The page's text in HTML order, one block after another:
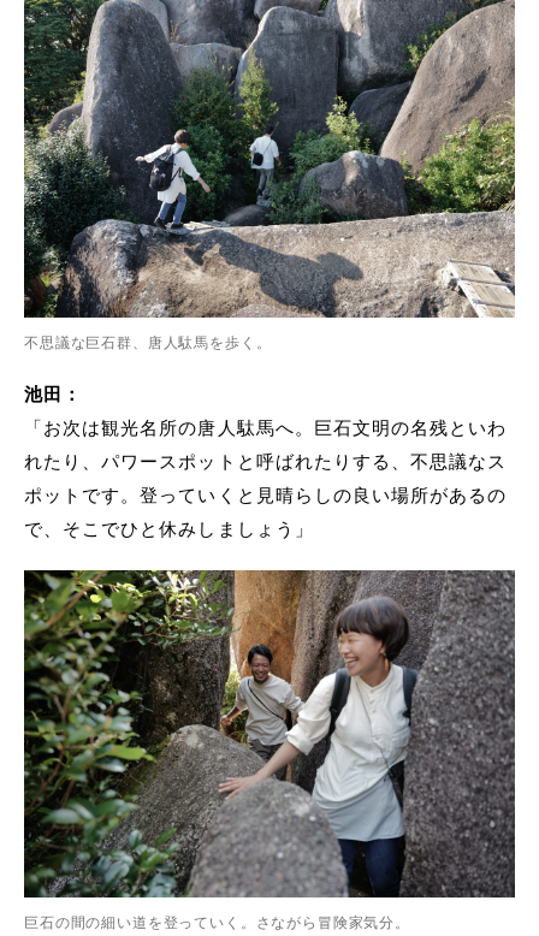
不思議な巨石群、唐人駄馬を歩く。
池田：
「お次は観光名所の唐人駄馬へ。巨石文明の名残といわ
れたり、パワースポットと呼ばれたりする、不思議なス
ポットです。登っていくと見晴らしの良い場所があるの
で、そこでひと休みしましょう」
巨石の間の細い道を登っていく。さながら冒険家気分。